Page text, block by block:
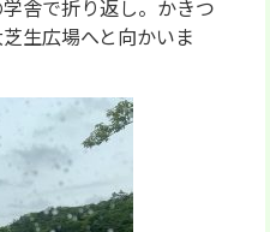
舎で折り返し。かきつ
生広場へと向かいま